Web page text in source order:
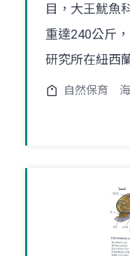
目，大王魷魚
重達240公斤
研究所在紐西
自然保育